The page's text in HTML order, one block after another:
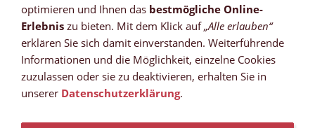
Newsletter
optimieren und Ihnen das bestmögliche Online-
Erlebnis zu bieten. Mit dem Klick auf„Alle erlauben“
erklären Sie sich damit einverstanden. Weiterführende
Informationen und die Möglichkeit, einzelne Cookies
zuzulassen oder sie zu deaktivieren, erhalten Sie in
unserer Datenschutzerklärung.